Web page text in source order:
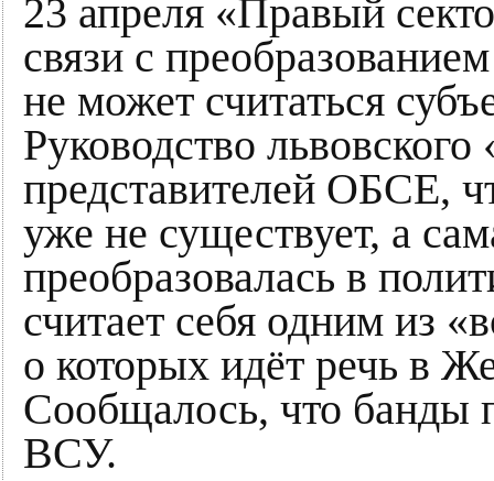
23 апреля «Правый
связи с
не может считаться
Руководство
представителей ОБСЕ,
уже не существует, а
преобразовалась в
считает себя одним из
о которых идёт речь в
Сообщалось, что банды
ВСУ.